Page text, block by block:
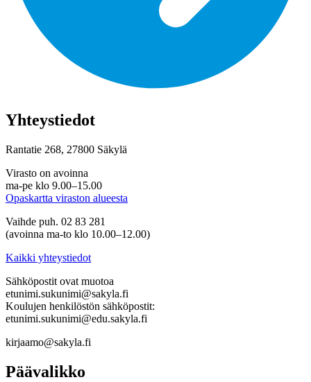
Yhteystiedot
Rantatie 268, 27800 Säkylä
Virasto on avoinna
ma-pe klo 9.00–15.00
Opaskartta viraston alueesta
Vaihde puh. 02 83 281
(avoinna ma-to klo 10.00–12.00)
Kaikki yhteystiedot
Sähköpostit ovat muotoa
etunimi.sukunimi@sakyla.fi
Koulujen henkilöstön sähköpostit:
etunimi.sukunimi@edu.sakyla.fi
kirjaamo@sakyla.fi
Päävalikko